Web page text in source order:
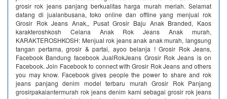
grosir rok jeans panjang berkualitas harga murah meriah. Selamat
datang di jualanbusana, toko online dan offline yang menjual rok
Grosir Rok Jeans Anak,, Pusat Grosir Baju Anak Branded, Kaos
karakteroshkosh Celana Anak Rok Jeans Anak murah,
KARAKTEROSHKOSH: Menjual rok jeans anak anak murah, langsung
tangan pertama, grosir & partai, ayoo belanja ! Grosir Rok Jeans,
Facebook Bandung facebook JualRokJeans Grosir Rok Jeans is on
Facebook. Join Facebook to connect with Grosir Rok Jeans and others
you may know. Facebook gives people the power to share and rok
jeans panjang denim model terbaru murah Grosir Rok Panjang
grosirpakaiantermurah rok jeans denim kami sebagai grosir rok jeans